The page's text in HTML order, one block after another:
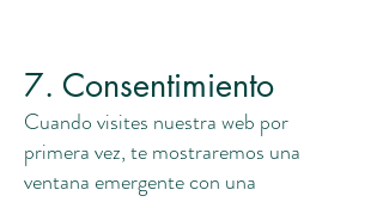
7. Consentimiento
Cuando visites nuestra web por
primera vez, te mostraremos una
ventana emergente con una